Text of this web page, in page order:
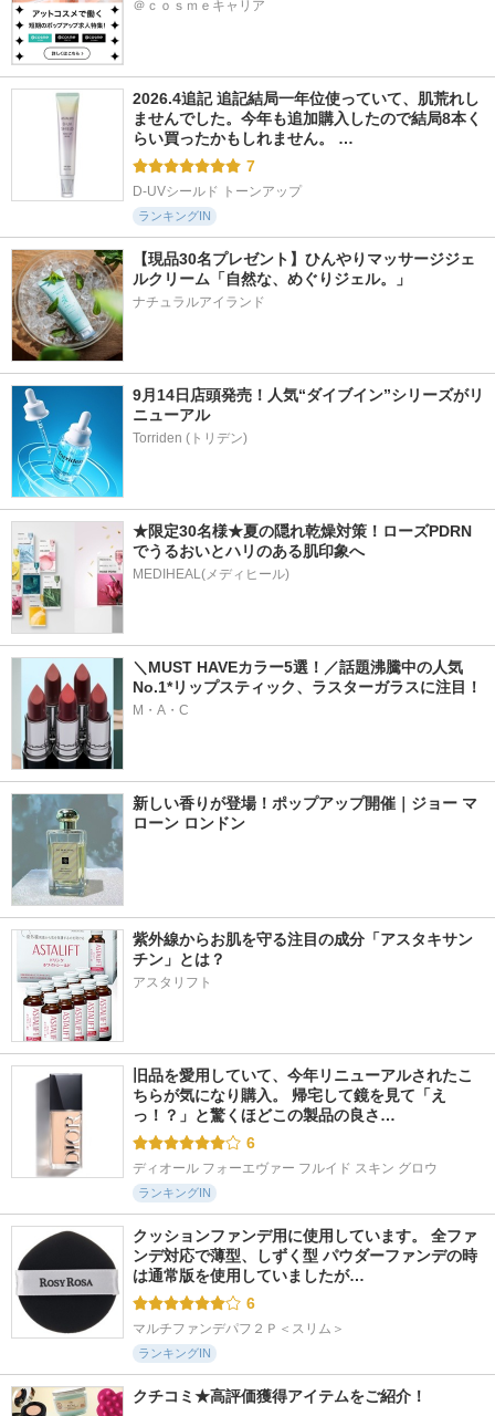
＠ｃｏｓｍｅキャリア
2026.4追記 追記結局一年位使っていて、肌荒れし
ませんでした。今年も追加購入したので結局8本く
らい買ったかもしれません。 …
7
D-UVシールド トーンアップ
ランキングIN
【現品30名プレゼント】ひんやりマッサージジェ
ルクリーム「自然な、めぐりジェル。」
ナチュラルアイランド
9月14日店頭発売！人気“ダイブイン”シリーズがリ
ニューアル
★限定30名様★夏の隠れ乾燥対策！ローズPDRN
でうるおいとハリのある肌印象へ
MEDIHEAL(メディヒール)
＼MUST HAVEカラー5選！／話題沸騰中の人気
No.1*リップスティック、ラスターガラスに注目！
M・A・C
新しい香りが登場！ポップアップ開催｜ジョー マ
ローン ロンドン
紫外線からお肌を守る注目の成分「アスタキサン
チン」とは？
アスタリフト
旧品を愛用していて、今年リニューアルされたこ
ちらが気になり購入。 帰宅して鏡を見て「え
っ！？」と驚くほどこの製品の良さ…
6
ディオール フォーエヴァー フルイド スキン グロウ
ランキングIN
クッションファンデ用に使用しています。 全ファ
ンデ対応で薄型、しずく型 パウダーファンデの時
は通常版を使用していましたが…
6
マルチファンデパフ２Ｐ＜スリム＞
ランキングIN
クチコミ★高評価獲得アイテムをご紹介！